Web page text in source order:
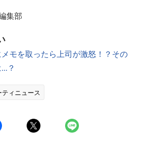
集部
モを取ったら上司が激怒！？その
？
ィニュース